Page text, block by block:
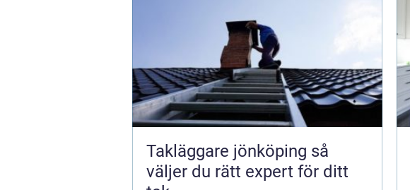
Takläggare jönköping så
väljer du rätt expert för ditt